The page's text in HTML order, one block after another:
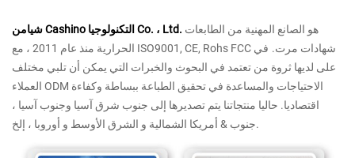
شيامن Cashino التكنولوجيا Co. ، Ltd.
الحرارية منذ عام 2011 ، مع ISO9001, CE, Rohs FCC
شهادات مرت. في
على لديها ثروة من تعتمد في البحوث والخبرات التي يمكن أن تلبي مختلف
العملاء
ODM الاحتياجات والمساعدة في تحقيق الطباعة ببساطة وكفاءة
اقتصاديا. حاليا منتجاتنا يتم تصديرها إلى جنوب شرق آسيا وجنوب آسيا ،
جنوب & أمريكا الشمالية و الشرق الأوسط و أوروبا ، إلخ.